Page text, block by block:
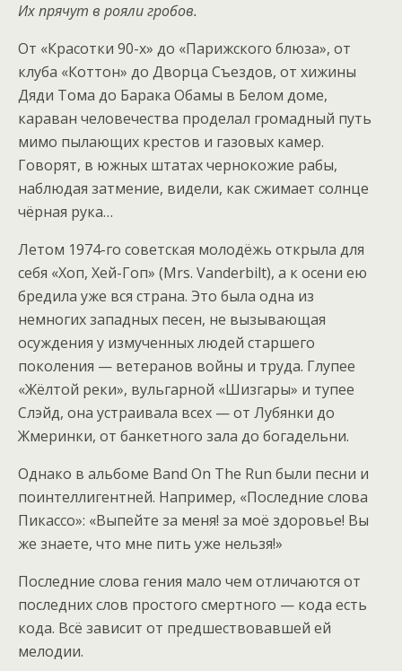
Их прячут в рояли гробов.
От «Красотки 90-х» до «Парижского блюза», от
клуба «Коттон» до Дворца Съездов, от хижины
Дяди Тома до Барака Обамы в Белом доме,
караван человечества проделал громадный путь
мимо пылающих крестов и газовых камер.
Говорят, в южных штатах чернокожие рабы,
наблюдая затмение, видели, как сжимает солнце
чёрная рука…
Летом 1974-го советская молодёжь открыла для
себя «Хоп, Хей-Гоп» (Mrs. Vanderbilt), а к осени ею
бредила уже вся страна. Это была одна из
немногих западных песен, не вызывающая
осуждения у измученных людей старшего
поколения — ветеранов войны и труда. Глупее
«Жёлтой реки», вульгарной «Шизгары» и тупее
Слэйд, она устраивала всех — от Лубянки до
Жмеринки, от банкетного зала до богадельни.
Однако в альбоме Band On The Run были песни и
поинтеллигентней. Например, «Последние слова
Пикассо»: «Выпейте за меня! за моё здоровье! Вы
же знаете, что мне пить уже нельзя!»
Последние слова гения мало чем отличаются от
последних слов простого смертного — кода есть
кода. Всё зависит от предшествовавшей ей
мелодии.